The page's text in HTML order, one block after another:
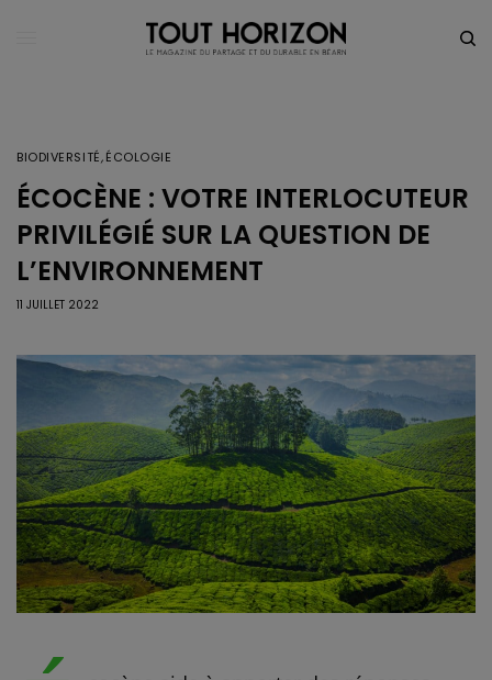
BIODIVERSITÉ,ÉCOLOGIE
ÉCOCÈNE : VOTRE INTERLOCUTEUR
PRIVILÉGIÉ SUR LA QUESTION DE
L’ENVIRONNEMENT
11 JUILLET 2022